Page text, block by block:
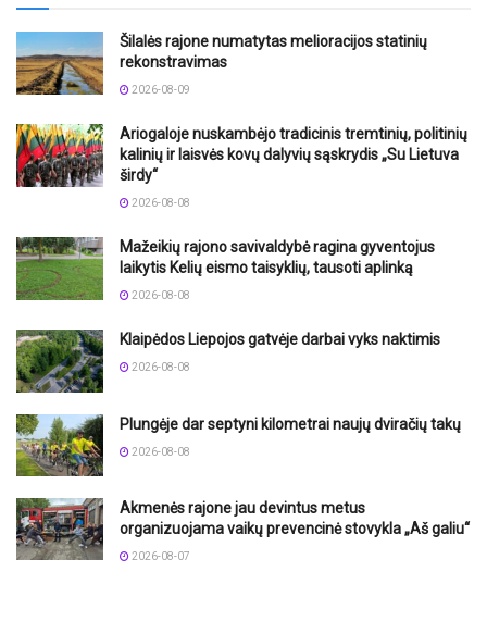
Šilalės rajone numatytas melioracijos statinių
rekonstravimas
2026-08-09
Ariogaloje nuskambėjo tradicinis tremtinių, politinių
kalinių ir laisvės kovų dalyvių sąskrydis „Su Lietuva
širdy“
2026-08-08
Mažeikių rajono savivaldybė ragina gyventojus
laikytis Kelių eismo taisyklių, tausoti aplinką
2026-08-08
Klaipėdos Liepojos gatvėje darbai vyks naktimis
2026-08-08
Plungėje dar septyni kilometrai naujų dviračių takų
2026-08-08
Akmenės rajone jau devintus metus
organizuojama vaikų prevencinė stovykla „Aš galiu“
2026-08-07